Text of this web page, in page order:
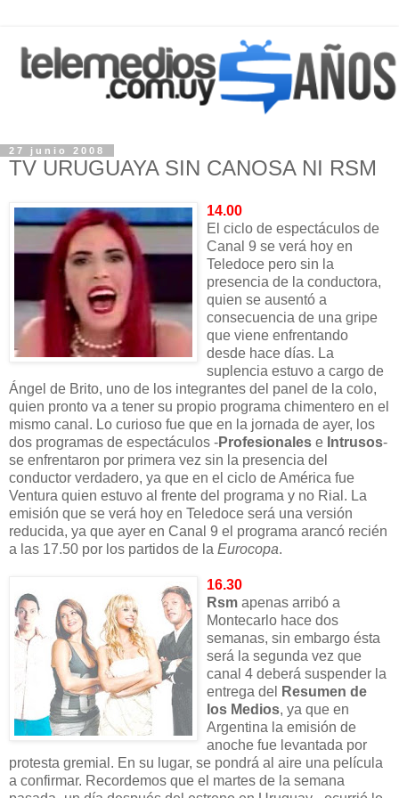
27 junio 2008
TV URUGUAYA SIN CANOSA NI RSM
14.00
El ciclo de espectáculos de
Canal 9 se verá hoy en
Teledoce pero sin la
presencia de la conductora,
quien se ausentó a
consecuencia de una gripe
que viene enfrentando
desde hace días. La
suplencia estuvo a cargo de
Ángel de Brito, uno de los integrantes del panel de la colo,
quien pronto va a tener su propio programa chimentero en el
mismo canal. Lo curioso fue que en la jornada de ayer, los
dos programas de espectáculos -Profesionales e Intrusos-
se enfrentaron por primera vez sin la presencia del
conductor verdadero, ya que en el ciclo de América fue
Ventura quien estuvo al frente del programa y no Rial. La
emisión que se verá hoy en Teledoce será una versión
reducida, ya que ayer en Canal 9 el programa arancó recién
a las 17.50 por los partidos de la Eurocopa.
16.30
Rsm apenas arribó a
Montecarlo hace dos
semanas, sin embargo ésta
será la segunda vez que
canal 4 deberá suspender la
entrega del
Resumen de
los Medios, ya que en
Argentina la emisión de
anoche fue levantada por
protesta gremial. En su lugar, se pondrá al aire una película
a confirmar. Recordemos que el martes de la semana